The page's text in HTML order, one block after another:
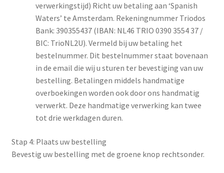
verwerkingstijd) Richt uw betaling aan ‘Spanish
Waters’ te Amsterdam. Rekeningnummer Triodos
Bank: 390355437 (IBAN: NL46 TRIO 0390 3554 37 /
BIC: TrioNL2U). Vermeld bij uw betaling het
bestelnummer. Dit bestelnummer staat bovenaan
in de email die wij u sturen ter bevestiging van uw
bestelling. Betalingen middels handmatige
overboekingen worden ook door ons handmatig
verwerkt. Deze handmatige verwerking kan twee
tot drie werkdagen duren.
Stap 4: Plaats uw bestelling
Bevestig uw bestelling met de groene knop rechtsonder.